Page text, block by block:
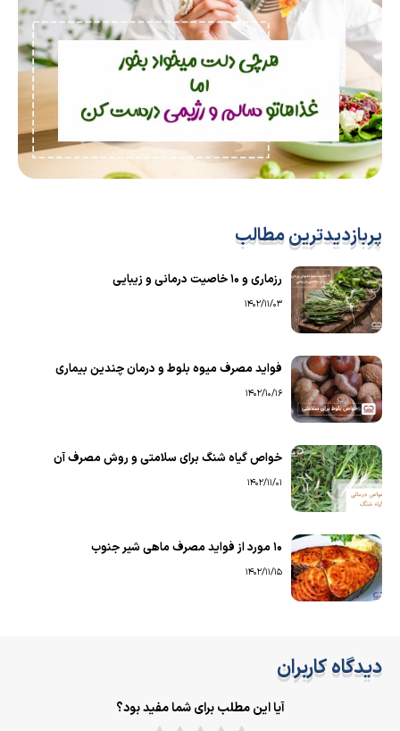
پربازدیدترین مطالب
رزماری و ۱۰ خاصیت درمانی و زیبایی
1402/11/03
فواید مصرف میوه بلوط و درمان چندین بیماری
1402/10/16
خواص گیاه شنگ برای سلامتی و روش مصرف آن
1402/11/01
۱۰ مورد از فواید مصرف ماهی شیر جنوب
1402/11/15
دیدگاه کاربران
آیا این مطلب برای شما مفید بود؟